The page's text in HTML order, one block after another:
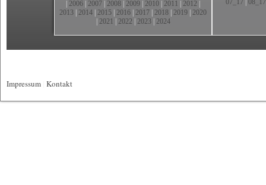
2006 2007 2008 2009 2010 2011 2012
2013 2014 2015 2016 2017 2018 2019 2020
2021 2022 2023| 2024
07_17 08_17
Impressum Kontakt